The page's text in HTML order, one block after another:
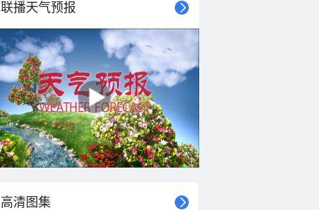
联播天气预报
高清图集